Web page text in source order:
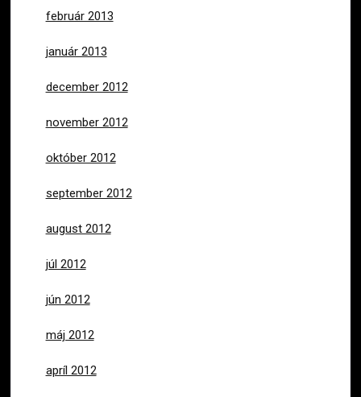
február 2013
január 2013
december 2012
november 2012
október 2012
september 2012
august 2012
júl 2012
jún 2012
máj 2012
apríl 2012